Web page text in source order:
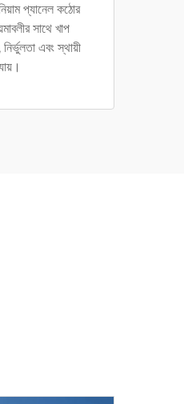
প্যানেল কঠোর
সাথে খাপ
এবং স্থায়ী